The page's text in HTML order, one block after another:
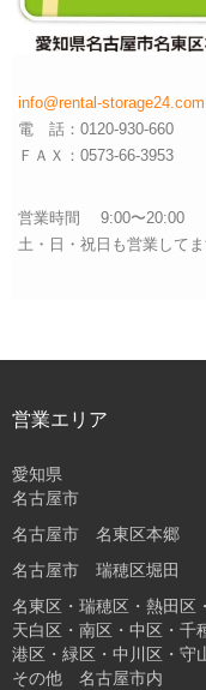
info@rental-storage24.com
電 話：0120-930-660
ＦＡＸ：0573-66-3953
営業時間 9:00〜20:00
土・日・祝日も営業して
営業エリア
愛知県
名古屋市
名古屋市 名東区本郷
名古屋市 瑞穂区堀田
名東区・瑞穂区・熱田区
天白区・南区・中区・千
港区・緑区・中川区・守
その他 名古屋市内